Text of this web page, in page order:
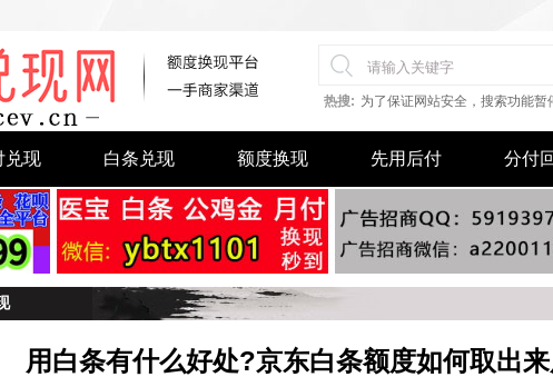
热搜: 为了保证网站安全，搜索功能暂
兑现 白条兑现 额度换现 先用后付 分付
用白条有什么好处?京东白条额度如何取出来